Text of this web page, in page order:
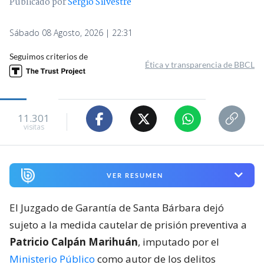
Sábado 08 Agosto, 2026 | 22:31
Seguimos criterios de
Ética y transparencia de BBCL
11.301
visitas
VER RESUMEN
El Juzgado de Garantía de Santa Bárbara dejó
sujeto a la medida cautelar de prisión preventiva a
Patricio Calpán Marihuán, imputado por el
Ministerio Público como autor de los delitos